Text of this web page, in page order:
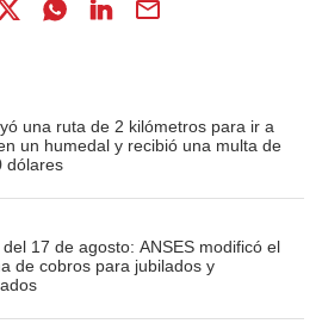
una ruta de 2 kilómetros para ir a
un humedal y recibió una multa de
dólares
17 de agosto: ANSES modificó el
de cobros para jubilados y